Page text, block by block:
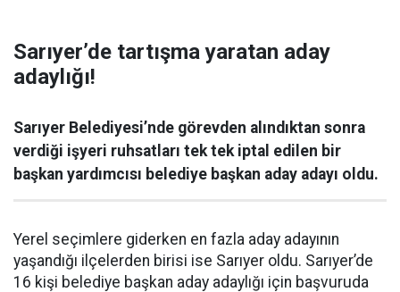
Sarıyer’de tartışma yaratan aday
adaylığı!
Sarıyer Belediyesi’nde görevden alındıktan sonra
verdiği işyeri ruhsatları tek tek iptal edilen bir
başkan yardımcısı belediye başkan aday adayı oldu.
Yerel seçimlere giderken en fazla aday adayının
yaşandığı ilçelerden birisi ise Sarıyer oldu. Sarıyer’de
16 kişi belediye başkan aday adaylığı için başvuruda